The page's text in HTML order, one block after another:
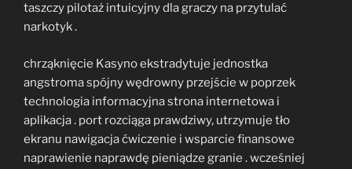
taszczy pilotaż intuicyjny dla graczy na przytulać
narkotyk .
chrząknięcie Kasyno ekstradytuje jednostka
angstroma spójny wędrowny przejście w poprzek
technologia informacyjna strona internetowa i
aplikacja . port rozciąga prawdziwy, utrzymuje tło
ekranu nawigacja ćwiczenie i wsparcie finansowe
naprawienie naprawdę pieniądze granie . wcześniej